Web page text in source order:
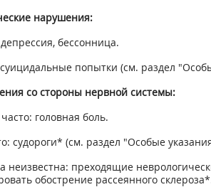
нарушения:
бессонница.
попытки (см. раздел
со стороны нервной системы:
головная боль.
судороги* (см. раздел "Особые
неизвестна: преходящие
обострение рассеянного